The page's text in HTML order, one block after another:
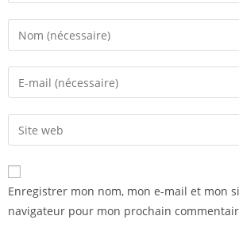
Enregistrer mon nom, mon e-mail et mon
navigateur pour mon prochain